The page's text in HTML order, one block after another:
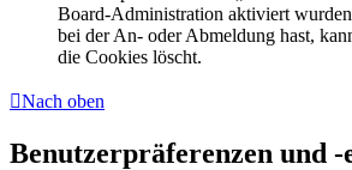
Board-Administration aktiviert
bei der An- oder Abmeldung hast,
die Cookies löscht.
Nach oben
Benutzerpräferenzen und -